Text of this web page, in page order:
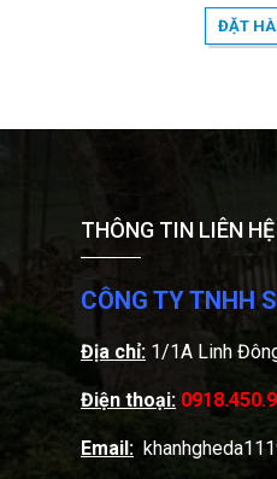
ĐẶT
THÔNG TIN LIÊN HỆ
CÔNG TY TNHH
Địa chỉ: 1/1A Linh
Điện thoại:
Email: